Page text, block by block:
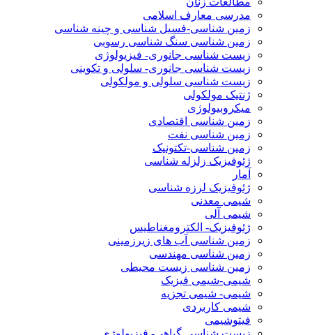
مدرسی معارف اسلامی
زمین شناسی-فسیل شناسی و چینه شناسی
زمین شناسی سنگ شناسی رسوبی
زیست شناسی جانوری- فیزیولوژی
زیست شناسی جانوری- سلولی و تکوینی
زیست شناسی سلولی و مولکولی
ژنتیک مولکولی
میکروبیولوژی
زمین شناسی اقتصادی
زمین شناسی نفت
زمین شناسی-تکتونیک
ژئوفیزیک زلزله شناسی
آمار
ژئوفیزیک لرزه شناسی
شیمی معدنی
شیمی آلی
ژئوفیزیک- الکترومغناطیس
زمین شناسی آب های زیرزمینی
زمین شناسی مهندسی
زمین شناسی زیست محیطی
شیمی-شیمی فیزیک
شیمی- شیمی تجزیه
شیمی کاربردی
فیتوشیمی